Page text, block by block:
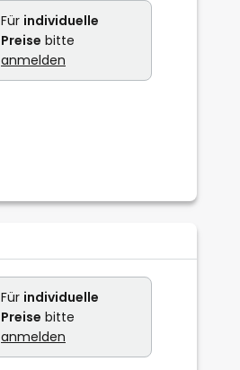
Für individuelle
Preise bitte
anmelden
Für individuelle
Preise bitte
anmelden